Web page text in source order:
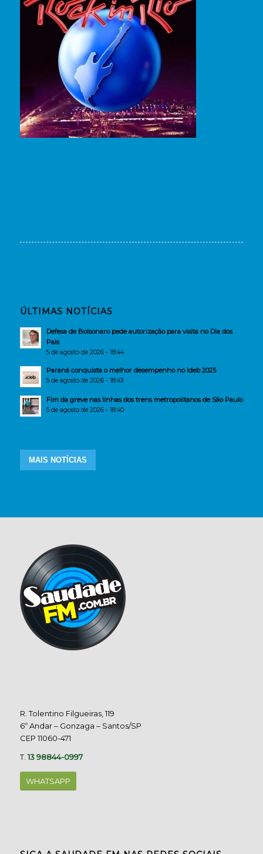
ÚLTIMAS NOTÍCIAS
Defesa de Bolsonaro pede autorização para visita no Dia dos
Pais
5 de agosto de 2026 - 18:44
Paraná conquista o melhor desempenho no Ideb 2025
5 de agosto de 2026 - 18:43
Fim da greve nas linhas dos trens metropolitanos de São Paulo
5 de agosto de 2026 - 18:40
MAIS NOTÍCIAS
R. Tolentino Filgueiras, 119
6º Andar – Gonzaga – Santos/SP
CEP 11060-471
T.13 98844-0997
WHATSAPP